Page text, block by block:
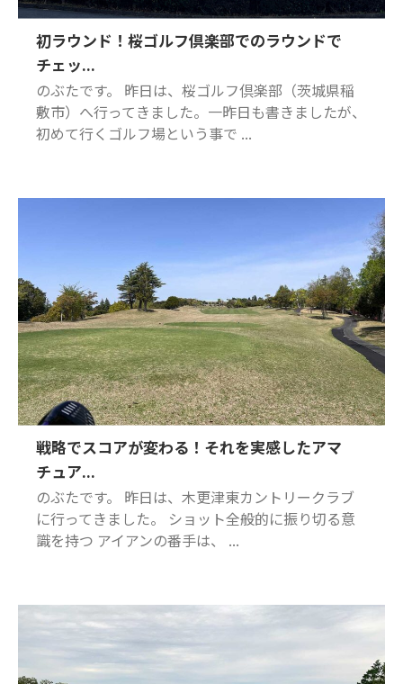
初ラウンド！桜ゴルフ倶楽部でのラウンドで
チェッ...
のぶたです。 昨日は、桜ゴルフ倶楽部（茨城県稲
敷市）へ行ってきました。一昨日も書きましたが、
初めて行くゴルフ場という事で ...
戦略でスコアが変わる！それを実感したアマ
チュア...
のぶたです。 昨日は、木更津東カントリークラブ
に行ってきました。 ショット全般的に振り切る意
識を持つ アイアンの番手は、 ...